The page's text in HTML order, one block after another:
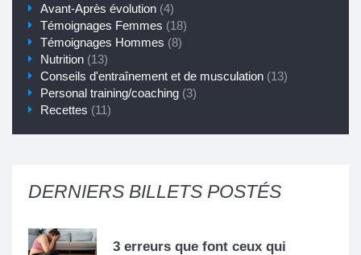
Avant-Après évolution (4)
Témoignages Femmes (18)
Témoignages Hommes (8)
Nutrition (13)
Conseils d'entraînement et de musculation (13)
Personal training/coaching (3)
Recettes (11)
DERNIERS BILLETS POSTÉS
3 erreurs que font ceux qui